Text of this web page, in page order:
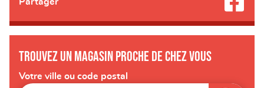
Trouvez un magasin proche de chez vous
Votre ville ou code postal